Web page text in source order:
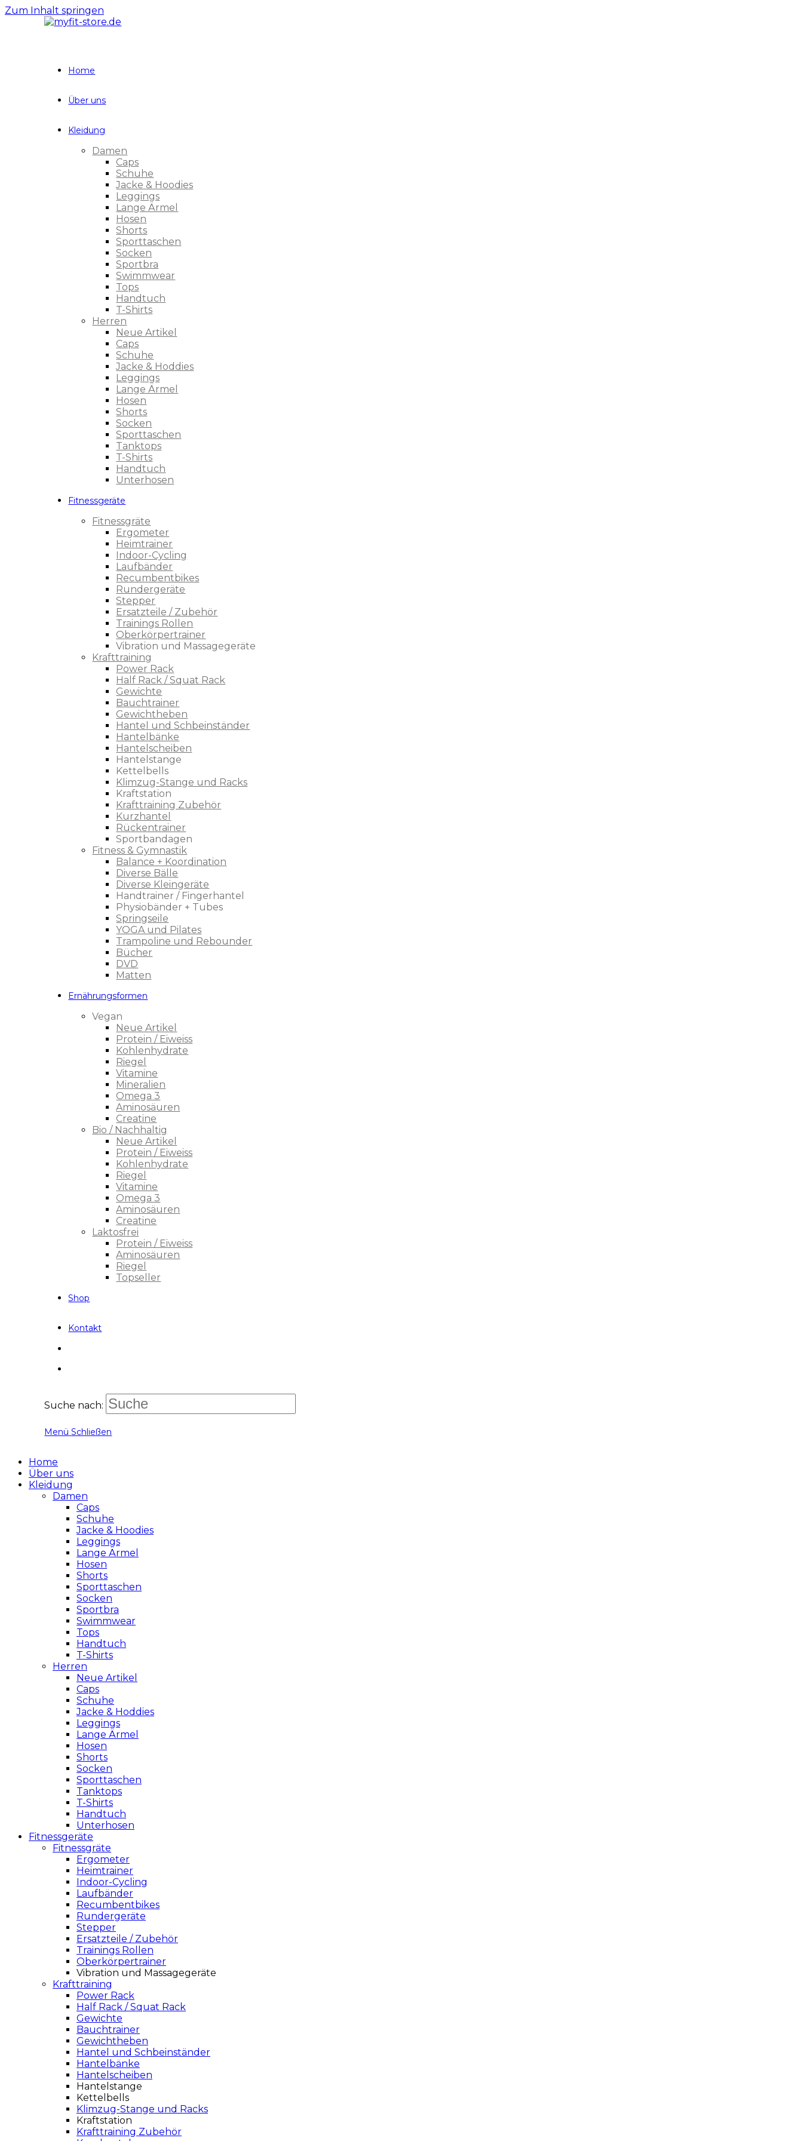
Zum Inhalt springen
Home
Über uns
Kleidung
Damen
Caps
Schuhe
Jacke & Hoodies
Leggings
Lange Ärmel
Hosen
Shorts
Sporttaschen
Socken
Sportbra
Swimmwear
Tops
Handtuch
T-Shirts
Herren
Neue Artikel
Caps
Schuhe
Jacke & Hoddies
Leggings
Lange Ärmel
Hosen
Shorts
Socken
Sporttaschen
Tanktops
T-Shirts
Handtuch
Unterhosen
Fitnessgeräte
Fitnessgräte
Ergometer
Heimtrainer
Indoor-Cycling
Laufbänder
Recumbentbikes
Rundergeräte
Stepper
Ersatzteile / Zubehör
Trainings Rollen
Oberkörpertrainer
Vibration und Massagegeräte
Krafttraining
Power Rack
Half Rack / Squat Rack
Gewichte
Bauchtrainer
Gewichtheben
Hantel und Schbeinständer
Hantelbänke
Hantelscheiben
Hantelstange
Kettelbells
Klimzug-Stange und Racks
Kraftstation
Krafttraining Zubehör
Kurzhantel
Rückentrainer
Sportbandagen
Fitness & Gymnastik
Balance + Koordination
Diverse Bälle
Diverse Kleingeräte
Handtrainer / Fingerhantel
Physiobänder + Tubes
Springseile
YOGA und Pilates
Trampoline und Rebounder
Bücher
DVD
Matten
Ernährungsformen
Vegan
Neue Artikel
Protein / Eiweiss
Kohlenhydrate
Riegel
Vitamine
Mineralien
Omega 3
Aminosäuren
Creatine
Bio / Nachhaltig
Neue Artikel
Protein / Eiweiss
Kohlenhydrate
Riegel
Vitamine
Omega 3
Aminosäuren
Creatine
Laktosfrei
Protein / Eiweiss
Aminosäuren
Riegel
Topseller
Shop
Kontakt
Suche nach:
Menü Schließen
Home
Über uns
Kleidung
Damen
Caps
Schuhe
Jacke & Hoodies
Leggings
Lange Ärmel
Hosen
Shorts
Sporttaschen
Socken
Sportbra
Swimmwear
Tops
Handtuch
T-Shirts
Herren
Neue Artikel
Caps
Schuhe
Jacke & Hoddies
Leggings
Lange Ärmel
Hosen
Shorts
Socken
Sporttaschen
Tanktops
T-Shirts
Handtuch
Unterhosen
Fitnessgeräte
Fitnessgräte
Ergometer
Heimtrainer
Indoor-Cycling
Laufbänder
Recumbentbikes
Rundergeräte
Stepper
Ersatzteile / Zubehör
Trainings Rollen
Oberkörpertrainer
Vibration und Massagegeräte
Krafttraining
Power Rack
Half Rack / Squat Rack
Gewichte
Bauchtrainer
Gewichtheben
Hantel und Schbeinständer
Hantelbänke
Hantelscheiben
Hantelstange
Kettelbells
Klimzug-Stange und Racks
Kraftstation
Krafttraining Zubehör